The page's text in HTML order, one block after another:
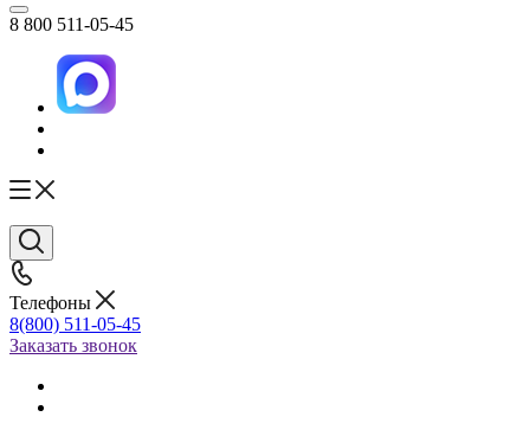
8 800 511-05-45
Телефоны
8(800) 511-05-45
Заказать звонок